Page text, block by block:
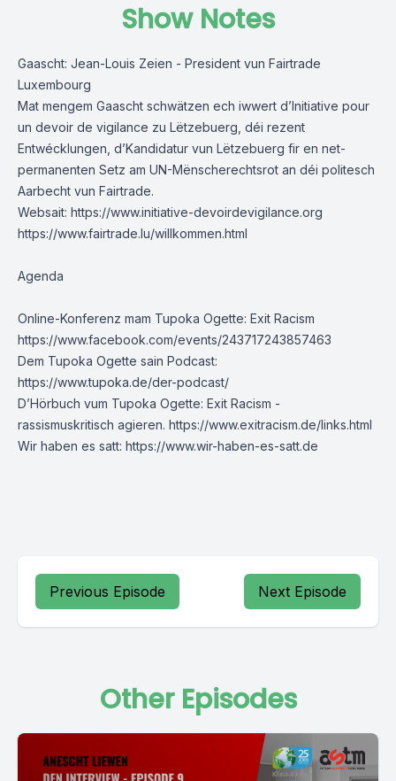
Show Notes
Gaascht: Jean-Louis Zeien - President vun Fairtrade
Luxembourg
Mat mengem Gaascht schwätzen ech iwwert d’Initiative pour
un devoir de vigilance zu Lëtzebuerg, déi rezent
Entwécklungen, d’Kandidatur vun Lëtzebuerg fir en net-
permanenten Setz am UN-Mënscherechtsrot an déi politesch
Aarbecht vun Fairtrade.
Websait: https://www.initiative-devoirdevigilance.org
https://www.fairtrade.lu/willkommen.html
Agenda
Online-Konferenz mam Tupoka Ogette: Exit Racism
https://www.facebook.com/events/243717243857463
Dem Tupoka Ogette sain Podcast:
https://www.tupoka.de/der-podcast/
D’Hörbuch vum Tupoka Ogette: Exit Racism -
rassismuskritisch agieren. https://www.exitracism.de/links.html
Wir haben es satt: https://www.wir-haben-es-satt.de
Previous Episode Next Episode
Other Episodes